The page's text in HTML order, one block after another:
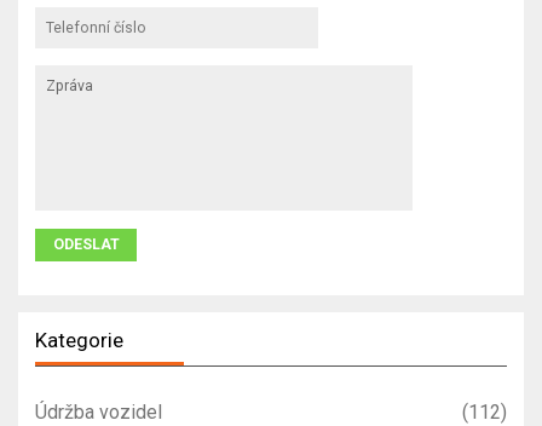
Kategorie
Údržba vozidel
(112)